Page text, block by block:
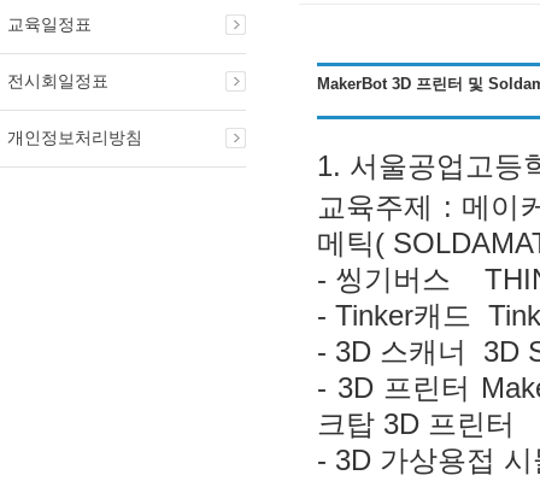
교육일정표
전시회일정표
개인정보처리방침
MakerBot 3D 프린터 및
1. 서울공업고등
교육주제 : 메이
메틱(
- 씽기버스
- Tinker캐드
- 3D 스캐너 3D
- 3D 프린터
크탑 3D 프린터
- 3D 가상용접